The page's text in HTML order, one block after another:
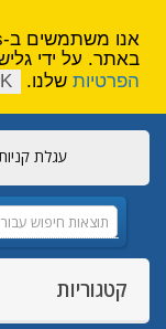
עגלת
קטגוריות
באתר. על ידי
הפרטיות שלנו.